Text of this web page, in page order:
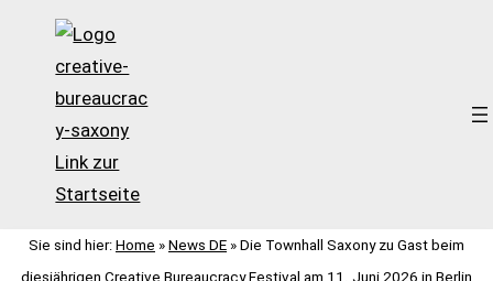
Zum
springen
Sie sind hier: Home » News DE » Die Townhall Saxony zu Gast beim
diesjährigen Creative Bureaucracy Festival am 11. Juni 2026 in Berlin